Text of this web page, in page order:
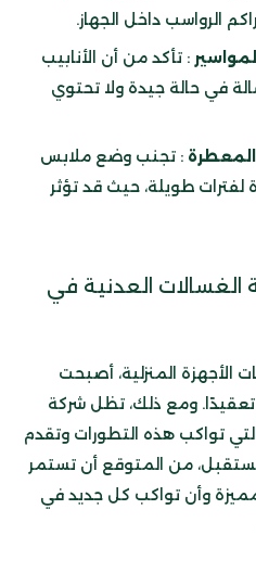
الرواسب داخل الجهاز.
: تأكد من أن الأنابيب
في حالة جيدة ولا تحتوي
: تجنب وضع ملابس
طويلة، حيث قد تؤثر
الغسالات العدنية في
الأجهزة المنزلية، أصبحت
تعقيدًا. ومع ذلك، تظل شركة
تواكب هذه التطورات وتقدم
من المتوقع أن تستمر
وأن تواكب كل جديد في